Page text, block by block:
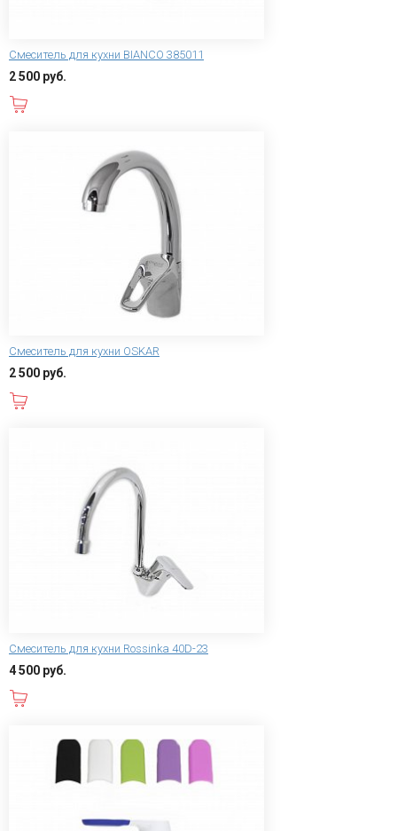
Смеситель для кухни BIANCO 385011
2 500 руб.
Смеситель для кухни OSKAR
2 500 руб.
Смеситель для кухни Rossinka 40D-23
4 500 руб.